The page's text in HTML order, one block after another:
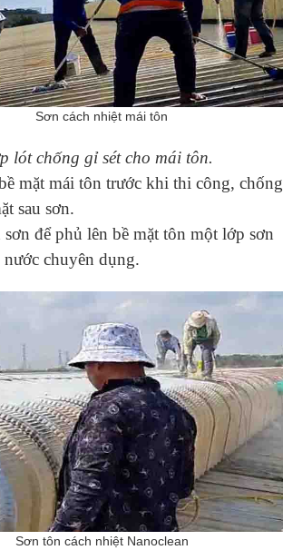
Sơn cách nhiệt mái tôn
lót chống gỉ sét cho mái tôn.
mặt mái tôn trước khi thi công, chống
sau sơn.
để phủ lên bề mặt tôn một lớp sơn
chuyên dụng.
Sơn tôn cách nhiệt Nanoclean